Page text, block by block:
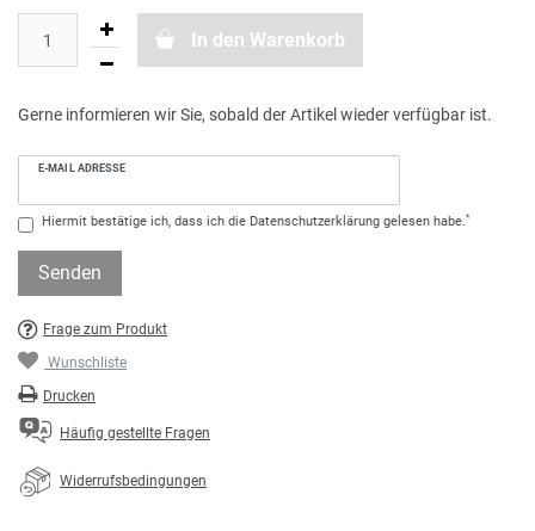
In den Warenkorb
Gerne informieren wir Sie, sobald der Artikel wieder verfügbar ist.
E-MAIL ADRESSE
Hiermit bestätige ich, dass ich die Daten­schutz­erklärung gelesen habe.*
Senden
Frage zum Produkt
Wunschliste
Drucken
Häufig gestellte Fragen
Widerrufsbedingungen